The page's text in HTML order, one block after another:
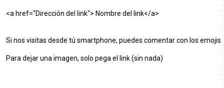
<a href="Dirección del link"> Nombre del link</a>
Si nos visitas desde tú smartphone, puedes comentar con los emojis
Para dejar una imagen, solo pega el link (sin nada)